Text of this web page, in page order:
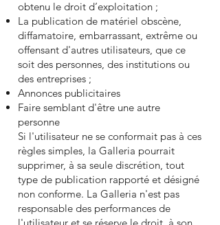
obtenu le droit d’exploitation ;
La publication de matériel obscène,
diffamatoire, embarrassant, extrême ou
offensant d'autres utilisateurs, que ce
soit des personnes, des institutions ou
des entreprises ;
Annonces publicitaires
Faire semblant d'être une autre
personne
Si l'utilisateur ne se conformait pas à ces
règles simples, la Galleria pourrait
supprimer, à sa seule discrétion, tout
type de publication rapporté et désigné
non conforme. La Galleria n'est pas
responsable des performances de